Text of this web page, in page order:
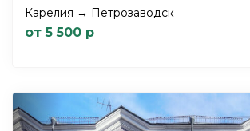
Карелия → Петрозаводск
от 5 500 р